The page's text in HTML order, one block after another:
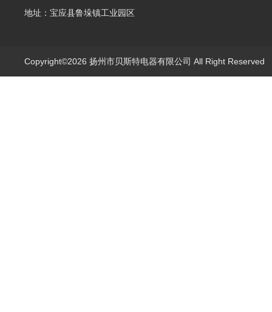
地址：宝应县鲁垛镇工业园区
Copyright©2026 扬州市贝斯特电器有限公司 All Right